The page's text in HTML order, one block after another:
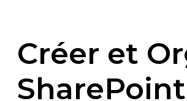
Créer et